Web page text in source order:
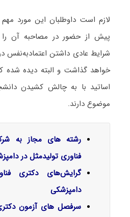
لازم است داوطلبان این مورد
پیش از حضور در مصاحبه آن را
شرایط عادی داشتن اعتمادبه‌نفس
خواهد گذاشت و البته دیده شده
اساتید با به چالش کشیدن
موضوع دارند.
رشته های مجاز به
فناوری تولیدمثل در
گرایش‌های دکتری
داﻣﭙﺰشکی
سرفصل‌ های آزمون